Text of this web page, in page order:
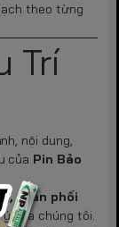
theo từng
Trí
nội dung,
của Pin Bảo
phân phối
của chúng tôi.